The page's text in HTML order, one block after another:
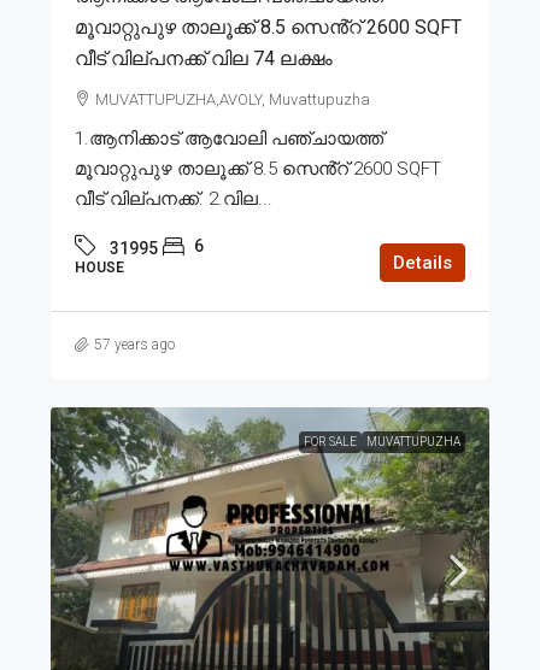
മൂവാറ്റുപുഴ താലൂക്ക് 8.5 സെൻ്റ് 2600 SQFT
വീട് വില്പനക്ക് വില 74 ലക്ഷം
MUVATTUPUZHA,AVOLY, Muvattupuzha
1.ആനിക്കാട് ആവോലി പഞ്ചായത്ത്
മൂവാറ്റുപുഴ താലൂക്ക് 8.5 സെൻ്റ് 2600 SQFT
വീട് വില്പനക്ക്. 2.വില...
31995 6
HOUSE Details
57 years ago
FOR SALE MUVATTUPUZHA